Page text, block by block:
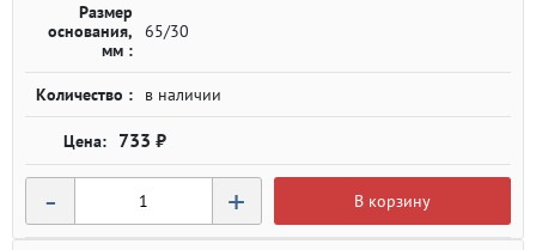
Размер
основания,
мм :
65/30
Количество : в наличии
733 ₽
- + В корзину